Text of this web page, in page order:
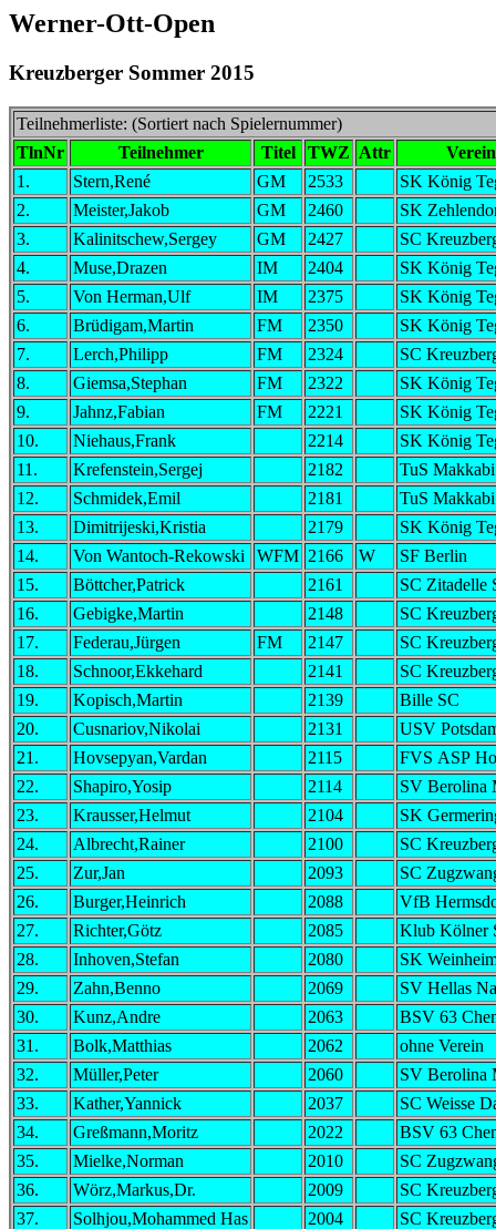
Werner-Ott-Open
Kreuzberger Sommer 2015
Teilnehmerliste: (Sortiert nach Spielernummer)
TlnNr
Teilnehmer Titel TWZ Attr
1.
Stern,René GM 2533
SK König
2.
Meister,Jakob GM 2460
SK
3.
Kalinitschew,Sergey GM 2427
SC
4.
Muse,Drazen IM 2404
SK König
5.
Von Herman,Ulf IM 2375
SK König
6.
Brüdigam,Martin FM 2350
SK König
7.
Lerch,Philipp FM 2324
SC
8.
Giemsa,Stephan FM 2322
SK König
9.
Jahnz,Fabian FM 2221
SK König
10.
Niehaus,Frank 2214
SK König
11.
Krefenstein,Sergej 2182
TuS
12.
Schmidek,Emil 2181
TuS
13.
Dimitrijeski,Kristia 2179
SK König
14.
Von Wantoch-Rekowski WFM 2166 W
SF Berlin
15.
Böttcher,Patrick 2161
SC Zitadelle
16.
Gebigke,Martin 2148
SC
17.
Federau,Jürgen FM 2147
SC
18.
Schnoor,Ekkehard 2141
SC
19.
Kopisch,Martin 2139
Bille SC
20.
Cusnariov,Nikolai 2131
USV
21.
Hovsepyan,Vardan 2115
FVS ASP
22.
Shapiro,Yosip 2114
SV Berolina
23.
Krausser,Helmut 2104
SK
24.
Albrecht,Rainer 2100
SC
25.
Zur,Jan 2093
SC
26.
Burger,Heinrich 2088
VfB
27.
Richter,Götz 2085
Klub Kölner
28.
Inhoven,Stefan 2080
SK
29.
Zahn,Benno 2069
SV Hellas
30.
Kunz,Andre 2063
BSV 63
31.
Bolk,Matthias 2062
ohne Verein
32.
Müller,Peter 2060
SV Berolina
33.
Kather,Yannick 2037
SC Weisse
34.
Greßmann,Moritz 2022
BSV 63
35.
Mielke,Norman 2010
SC
36.
Wörz,Markus,Dr. 2009
SC
37.
Solhjou,Mohammed Has 2004
SC